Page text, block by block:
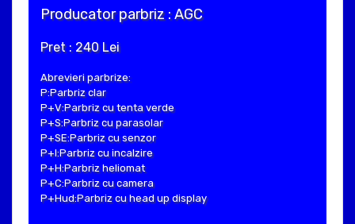
Producator parbriz : AGC
Pret : 240 Lei
Abrevieri parbrize:
P:Parbriz clar
P+V:Parbriz cu tenta verde
P+S:Parbriz cu parasolar
P+SE:Parbriz cu senzor
P+I:Parbriz cu incalzire
P+H:Parbriz heliomat
P+C:Parbriz cu camera
P+Hud:Parbriz cu head up display